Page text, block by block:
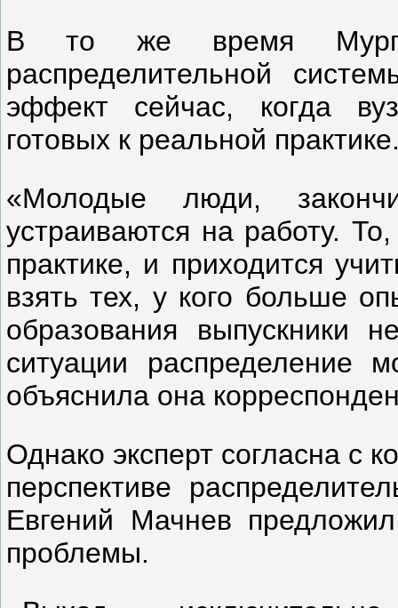
В то же время
распределительной
эффект сейчас, когда
готовых к реальной
«Молодые люди,
устраиваются на работу.
практике, и приходится
взять тех, у кого больше
образования выпускники
ситуации распределение
объяснила она
Однако эксперт согласна с
перспективе
Евгений Мачнев
проблемы.